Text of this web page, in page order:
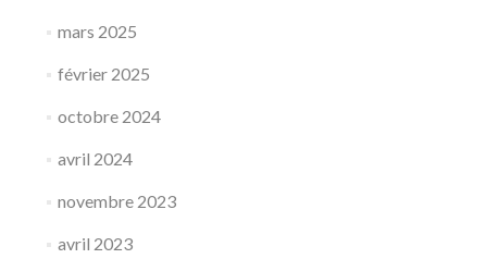
mars 2025
février 2025
octobre 2024
avril 2024
novembre 2023
avril 2023